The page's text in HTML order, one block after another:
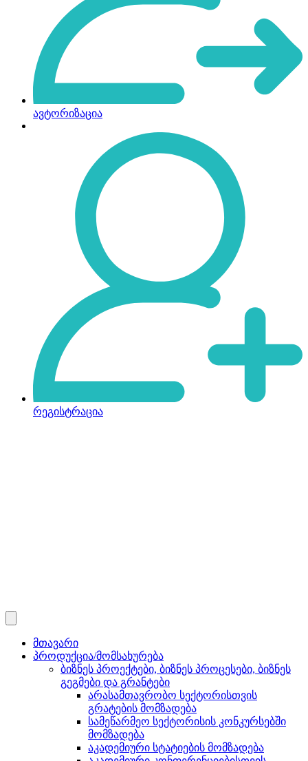
ავტორიზაცია
რეგისტრაცია
მთავარი
პროდუქცია/მომსახურება
ბიზნეს პროექტები, ბიზნეს პროცესები, ბიზნეს
გეგმები და გრანტები
არასამთავრობო სექტორისთვის
გრატების მომზადება
სამეწარმეო სექტორისის კონკურსებში
მომზადება
აკადემიური სტატიების მომზადება